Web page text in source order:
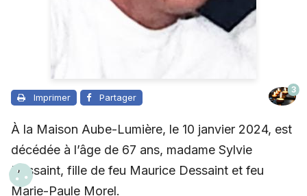
Imprimer Partager
3
À la Maison Aube-Lumière, le 10 janvier 2024, est
décédée à l’âge de 67 ans, madame Sylvie
Dessaint, fille de feu Maurice Dessaint et feu
Marie-Paule Morel.